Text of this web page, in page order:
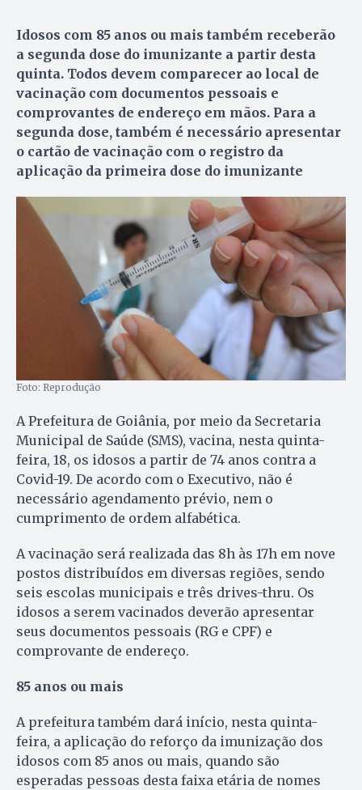
Idosos com 85 anos ou mais também receberão
a segunda dose do imunizante a partir desta
quinta. Todos devem comparecer ao local de
vacinação com documentos pessoais e
comprovantes de endereço em mãos. Para a
segunda dose, também é necessário apresentar
o cartão de vacinação com o registro da
aplicação da primeira dose do imunizante
Foto: Reprodução
A Prefeitura de Goiânia, por meio da Secretaria
Municipal de Saúde (SMS), vacina, nesta quinta-
feira, 18, os idosos a partir de 74 anos contra a
Covid-19. De acordo com o Executivo, não é
necessário agendamento prévio, nem o
cumprimento de ordem alfabética.
A vacinação será realizada das 8h às 17h em nove
postos distribuídos em diversas regiões, sendo
seis escolas municipais e três drives-thru. Os
idosos a serem vacinados deverão apresentar
seus documentos pessoais (RG e CPF) e
comprovante de endereço.
85 anos ou mais
A prefeitura também dará início, nesta quinta-
feira, a aplicação do reforço da imunização dos
idosos com 85 anos ou mais, quando são
esperadas pessoas desta faixa etária de nomes